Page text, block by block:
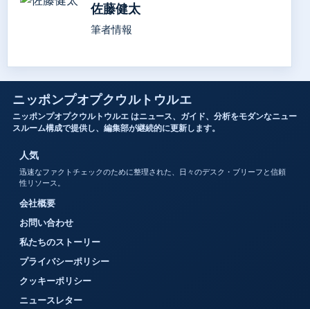
佐藤健太
筆者情報
ニッポンプオプクウルトウルエ
ニッポンプオプクウルトウルエ はニュース、ガイド、分析をモダンなニュー
スルーム構成で提供し、編集部が継続的に更新します。
人気
迅速なファクトチェックのために整理された、日々のデスク・ブリーフと信頼
性リソース。
会社概要
お問い合わせ
私たちのストーリー
プライバシーポリシー
クッキーポリシー
ニュースレター